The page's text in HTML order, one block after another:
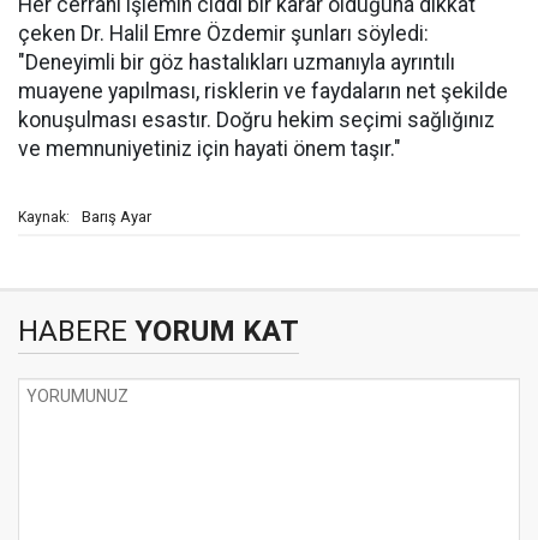
Her cerrahi işlemin ciddi bir karar olduğuna dikkat
çeken Dr. Halil Emre Özdemir şunları söyledi:
"Deneyimli bir göz hastalıkları uzmanıyla ayrıntılı
muayene yapılması, risklerin ve faydaların net şekilde
konuşulması esastır. Doğru hekim seçimi sağlığınız
ve memnuniyetiniz için hayati önem taşır."
Kaynak: Barış Ayar
HABERE YORUM KAT